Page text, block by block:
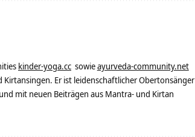
kinder-yoga.cc sowieayurveda-community.net
Er ist leidenschaftlicher Obertonsänger
mit neuen Beiträgen aus Mantra- und Kirtan